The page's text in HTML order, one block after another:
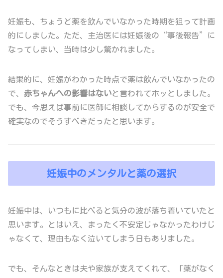
妊娠も、ちょうど薬を飲んでいなかった時期を狙って計画
的にしました。ただ、主治医には妊娠後の“事後報告”に
なってしまい、当時は少し驚かれました。
結果的に、妊娠がわかった時点で薬は飲んでいなかったの
で、 赤ちゃんへの影響はないと言われてホッとしました。
でも、今思えば事前に医師に相談してからするのが安全で
確実なのでそうすべきだったと思います。
妊娠中のメンタルと薬の選択
妊娠中は、いつもに比べると気分の波が落ち着いていたと
思います。とはいえ、まったく不安定じゃなかったわけじ
ゃなくて、理由もなく泣いてしまう日もありました。
でも、そんなときは夫や家族が支えてくれて、「薬がなく